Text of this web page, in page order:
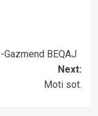
BEQAJ
Next:
Moti sot.